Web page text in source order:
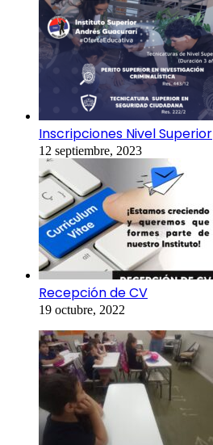
Inscripciones Nivel Superior
12 septiembre, 2023
Recepción de CV
19 octubre, 2022